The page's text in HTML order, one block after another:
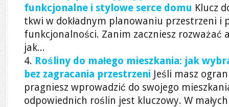
funkcjonalne i stylowe serce domu Klucz
tkwi w dokładnym planowaniu przestrzeni i
funkcjonalności. Zanim zaczniesz rozważać
jak...
Rośliny do małego mieszkania: jak
bez zagracania przestrzeni Jeśli masz
pragniesz wprowadzić do swojego
odpowiednich roślin jest kluczowy. W